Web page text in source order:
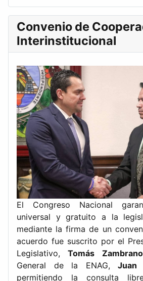
Convenio de
Interinstitucional
El Congreso Nacional
universal y gratuito a la
mediante la firma de un
acuerdo fue suscrito por el
Legislativo,Tomás Zambrano
General de la ENAG, Juan
permitiendo la consulta